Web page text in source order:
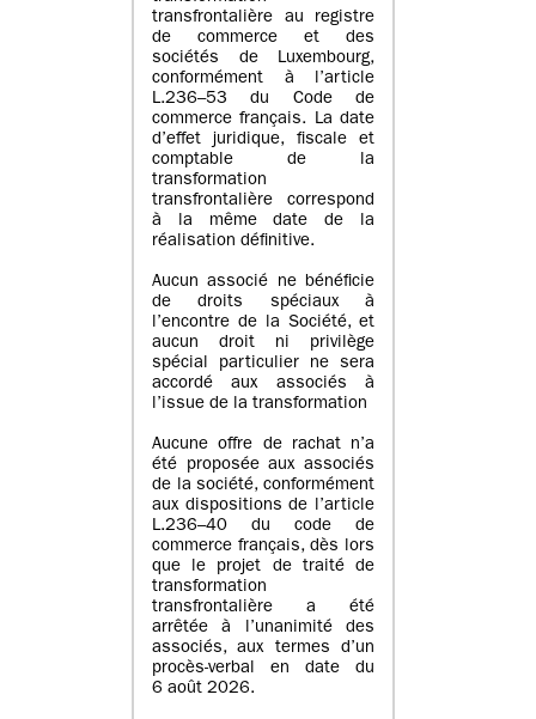
transfrontalière au registre
de commerce et des
sociétés de Luxembourg,
conformément à l’article
L.236–53 du Code de
commerce français. La date
d’effet juridique, fiscale et
comptable de la
transformation
transfrontalière correspond
à la même date de la
réalisation définitive.
Aucun associé ne bénéficie
de droits spéciaux à
l’encontre de la Société, et
aucun droit ni privilège
spécial particulier ne sera
accordé aux associés à
l’issue de la transformation
Aucune offre de rachat n’a
été proposée aux associés
de la société, conformément
aux dispositions de l’article
L.236–40 du code de
commerce français, dès lors
que le projet de traité de
transformation
transfrontalière a été
arrêtée à l’unanimité des
associés, aux termes d’un
procès-verbal en date du
6 août 2026.